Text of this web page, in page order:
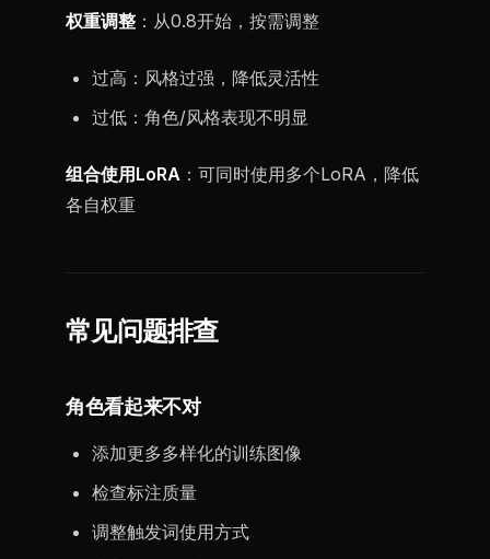
权重调整 ：从0.8开始，按需调整
过高：风格过强，降低灵活性
过低：角色/风格表现不明显
组合使用LoRA ：可同时使用多个LoRA，降低
各自权重
常见问题排查
角色看起来不对
添加更多多样化的训练图像
检查标注质量
调整触发词使用方式